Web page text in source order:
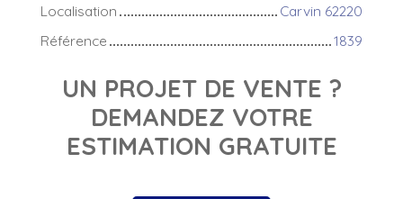
Localisation
Carvin 62220
Référence
1839
UN PROJET DE VENTE ?
DEMANDEZ VOTRE
ESTIMATION GRATUITE